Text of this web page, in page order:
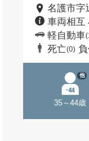
名護市字
車両相互
軽自動車
死亡(0)
35～44歳
他